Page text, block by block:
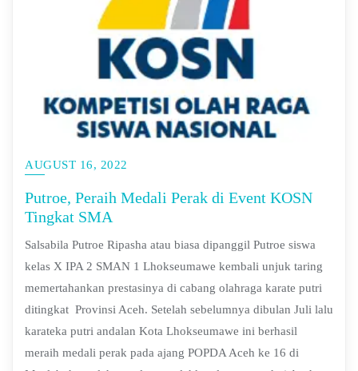
AUGUST 16, 2022
Putroe, Peraih Medali Perak di Event KOSN
Tingkat SMA
Salsabila Putroe Ripasha atau biasa dipanggil Putroe siswa
kelas X IPA 2 SMAN 1 Lhokseumawe kembali unjuk taring
memertahankan prestasinya di cabang olahraga karate putri
ditingkat Provinsi Aceh. Setelah sebelumnya dibulan Juli lalu
karateka putri andalan Kota Lhokseumawe ini berhasil
meraih medali perak pada ajang POPDA Aceh ke 16 di